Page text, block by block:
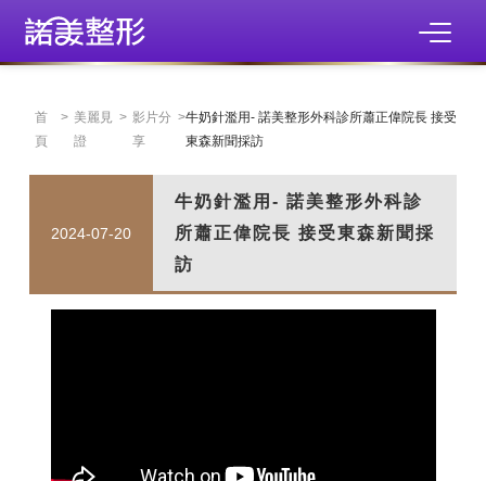
首
頁
> 美麗見
證
> 影片分
享
>牛奶針濫用- 諾美整形外科診所蕭正偉院長 接受
東森新聞採訪
2024-07-20
牛奶針濫用- 諾美整形外科診
所蕭正偉院長 接受東森新聞採
訪